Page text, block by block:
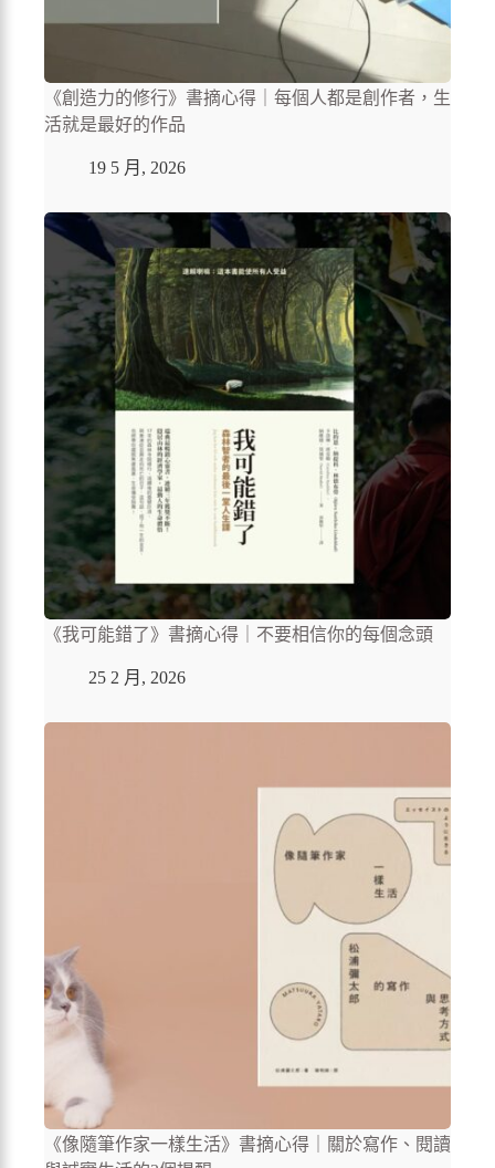
《創造力的修行》書摘心得｜每個人都是創作者，生
活就是最好的作品
19 5 月, 2026
《我可能錯了》書摘心得｜不要相信你的每個念頭
25 2 月, 2026
《像隨筆作家一樣生活》書摘心得｜關於寫作、閱讀